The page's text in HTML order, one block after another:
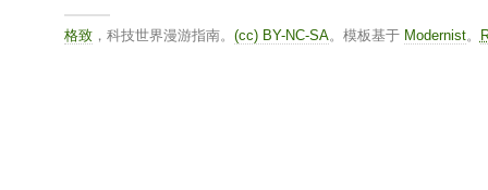
格致，科技世界漫游指南。 (cc) BY-NC-SA。模板基于 Modernist。